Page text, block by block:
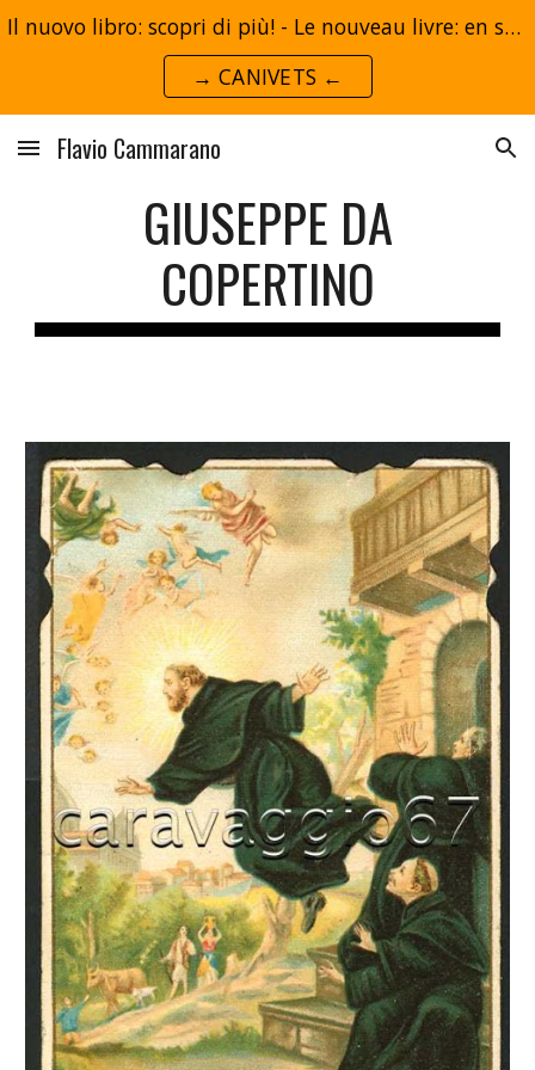
Skip to main content
Il nuovo libro: scopri di più! - Le nouveau livre: en savoir plus!
→ CANIVETS ←
Flavio Cammarano
GIUSEPPE DA
COPERTINO